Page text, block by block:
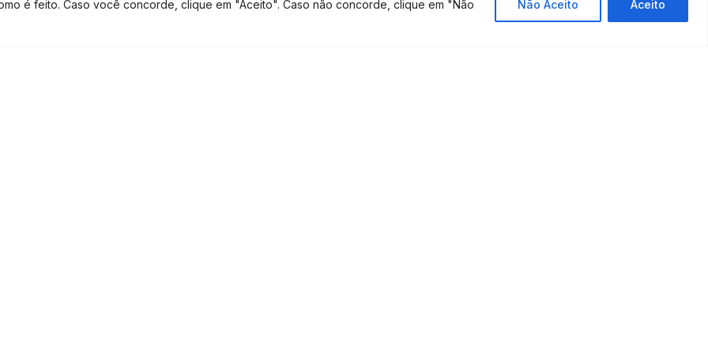
é feito. Caso você concorde, clique em "Aceito". Caso não concorde, clique em "Não
Não Aceito Aceito
superiores, diz a empreendedora.